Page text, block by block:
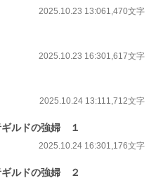
2025.10.23 13:061,470文字
2025.10.23 16:301,617文字
2025.10.24 13:111,712文字
ドの強婦 １
2025.10.24 16:301,176文字
ドの強婦 ２